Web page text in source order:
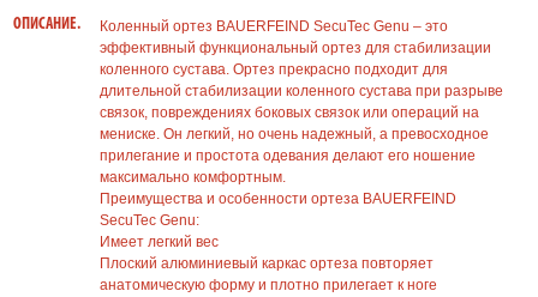
ОПИСАНИЕ.
Коленный ортез BAUERFEIND SecuTec Genu – это
эффективный функциональный ортез для стабилизации
коленного сустава. Ортез прекрасно подходит для
длительной стабилизации коленного сустава при разрыве
связок, повреждениях боковых связок или операций на
мениске. Он легкий, но очень надежный, а превосходное
прилегание и простота одевания делают его ношение
максимально комфортным.
Преимущества и особенности ортеза BAUERFEIND
SecuTec Genu:
Имеет легкий вес
Плоский алюминиевый каркас ортеза повторяет
анатомическую форму и плотно прилегает к ноге